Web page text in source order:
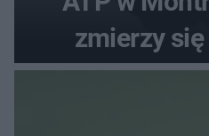
zmierzy